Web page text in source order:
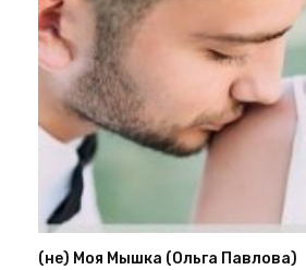
(не) Моя Мышка (Ольга Павлова)